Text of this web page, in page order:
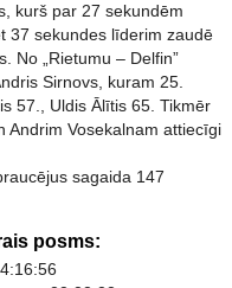
kurš par 27 sekundēm
37 sekundes līderim zaudē
No „Rietumu – Delfin”
Sirnovs, kuram 25.
57., Uldis Ālītis 65. Tikmēr
Andrim Vosekalnam attiecīgi
sagaida 147
posms: